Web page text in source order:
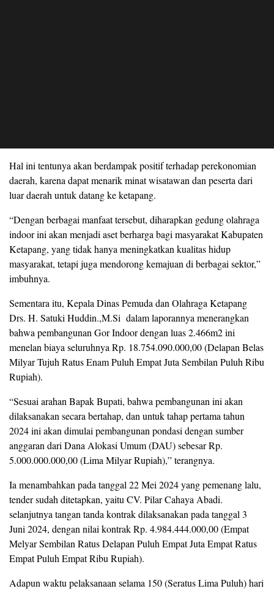
Hal ini tentunya akan berdampak positif terhadap perekonomian
daerah, karena dapat menarik minat wisatawan dan peserta dari
luar daerah untuk datang ke ketapang.
“Dengan berbagai manfaat tersebut, diharapkan gedung olahraga
indoor ini akan menjadi aset berharga bagi masyarakat Kabupaten
Ketapang, yang tidak hanya meningkatkan kualitas hidup
masyarakat, tetapi juga mendorong kemajuan di berbagai sektor,”
imbuhnya.
Sementara itu, Kepala Dinas Pemuda dan Olahraga Ketapang
Drs. H. Satuki Huddin.,M.Si dalam laporannya menerangkan
bahwa pembangunan Gor Indoor dengan luas 2.466m2 ini
menelan biaya seluruhnya Rp. 18.754.090.000,00 (Delapan Belas
Milyar Tujuh Ratus Enam Puluh Empat Juta Sembilan Puluh Ribu
Rupiah).
“Sesuai arahan Bapak Bupati, bahwa pembangunan ini akan
dilaksanakan secara bertahap, dan untuk tahap pertama tahun
2024 ini akan dimulai pembangunan pondasi dengan sumber
anggaran dari Dana Alokasi Umum (DAU) sebesar Rp.
5.000.000.000,00 (Lima Milyar Rupiah),” terangnya.
Ia menambahkan pada tanggal 22 Mei 2024 yang pemenang lalu,
tender sudah ditetapkan, yaitu CV. Pilar Cahaya Abadi.
selanjutnya tangan tanda kontrak dilaksanakan pada tanggal 3
Juni 2024, dengan nilai kontrak Rp. 4.984.444.000,00 (Empat
Melyar Sembilan Ratus Delapan Puluh Empat Juta Empat Ratus
Empat Puluh Empat Ribu Rupiah).
Adapun waktu pelaksanaan selama 150 (Seratus Lima Puluh) hari